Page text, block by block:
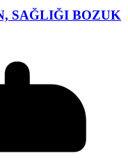
SAĞLIĞI BOZUK